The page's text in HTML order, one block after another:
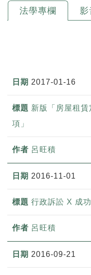
法學專欄 影
2017-01-16
新版「房屋租
項」
呂旺積
2016-11-01
行政訴訟 X 成
呂旺積
2016-09-21